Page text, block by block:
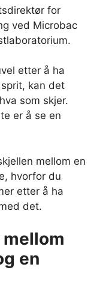
for
ved Microbac
etter å ha
kan det
som skjer.
er å se en
mellom en
hvorfor du
etter å ha
det.
en